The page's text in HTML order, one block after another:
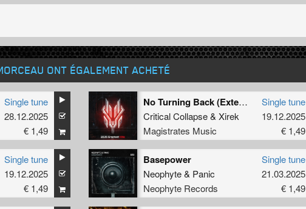
ONT ÉGALEMENT ACHETÉ
Single tune
28.12.2025
€ 1,49
No Turning Back (Extended Mix)
Critical Collapse& Xirek
Magistrates Music
Single tune
19.12.2025
€ 1,49
Single tune
19.12.2025
€ 1,49
Basepower
Neophyte& Panic
Neophyte Records
Single tune
21.03.2025
€ 1,49